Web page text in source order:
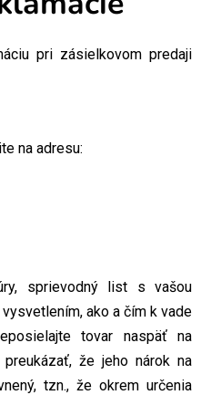
pri zásielkovom predaji
na adresu:
sprievodný list s vašou
ako a čím k vade
tovar naspäť na
že jeho nárok na
tzn., že okrem určenia